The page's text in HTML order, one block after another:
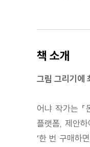
책 소개
그림 그리기에
어냐 작가는
플랫폼, 제안
‘한 번 구매하